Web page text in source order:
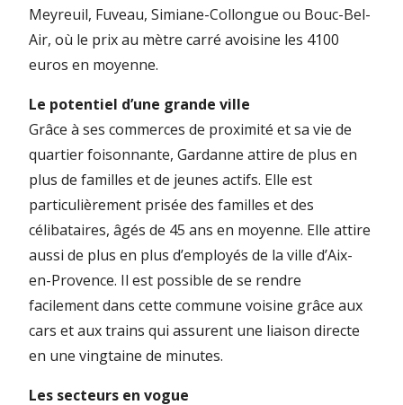
Meyreuil, Fuveau, Simiane-Collongue ou Bouc-Bel-
Air, où le prix au mètre carré avoisine les 4100
euros en moyenne.
Le potentiel d’une grande ville
Grâce à ses commerces de proximité et sa vie de
quartier foisonnante, Gardanne attire de plus en
plus de familles et de jeunes actifs. Elle est
particulièrement prisée des familles et des
célibataires, âgés de 45 ans en moyenne. Elle attire
aussi de plus en plus d’employés de la ville d’Aix-
en-Provence. Il est possible de se rendre
facilement dans cette commune voisine grâce aux
cars et aux trains qui assurent une liaison directe
en une vingtaine de minutes.
Les secteurs en vogue